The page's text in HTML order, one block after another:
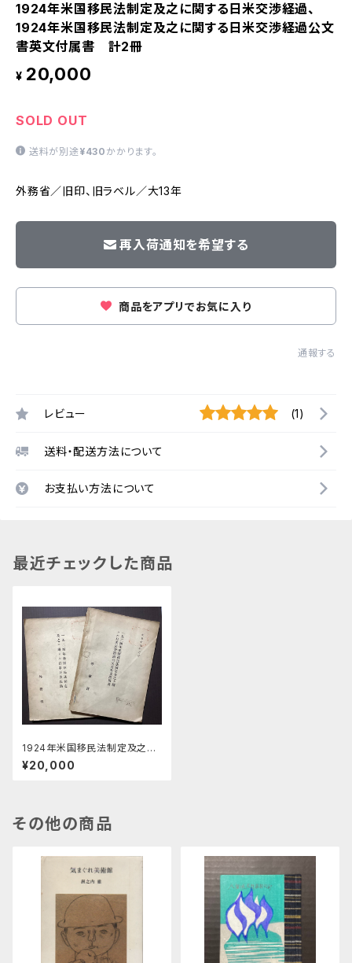
1924年米国移民法制定及之に関する日米交渉経過、
1924年米国移民法制定及之に関する日米交渉経過公文
書英文付属書 計2冊
¥ 20,000
SOLD OUT
送料が別途 ¥430 かかります。
外務省／旧印、旧ラベル／大13年
再入荷通知を希望する
商品をアプリでお気に入り
通報する
レビュー (1)
送料・配送方法について
お支払い方法について
最近チェックした商品
1924年米国移民法制定及之に
関する日米交渉経過、1924年米
国移民法制定及之に関する日米
¥20,000
その他の商品